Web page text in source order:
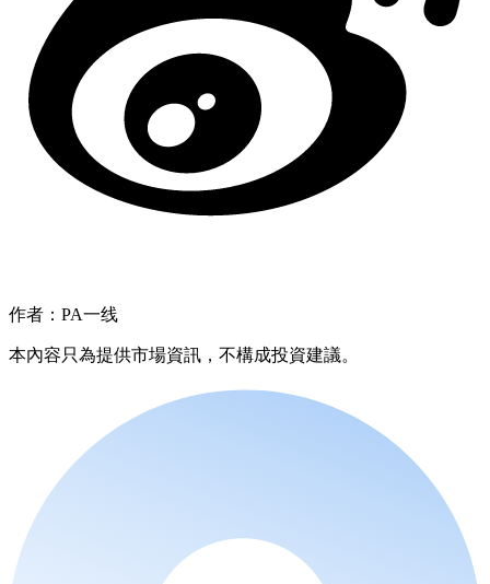
作者：PA一线
本內容只為提供市場資訊，不構成投資建議。